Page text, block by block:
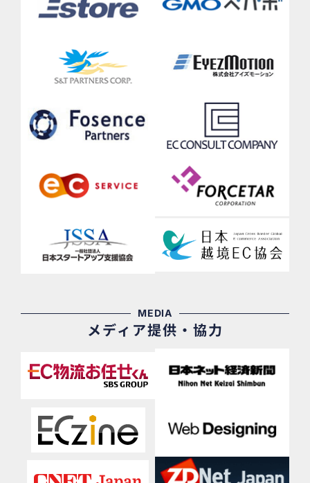
MEDIA
メディア提供・協力